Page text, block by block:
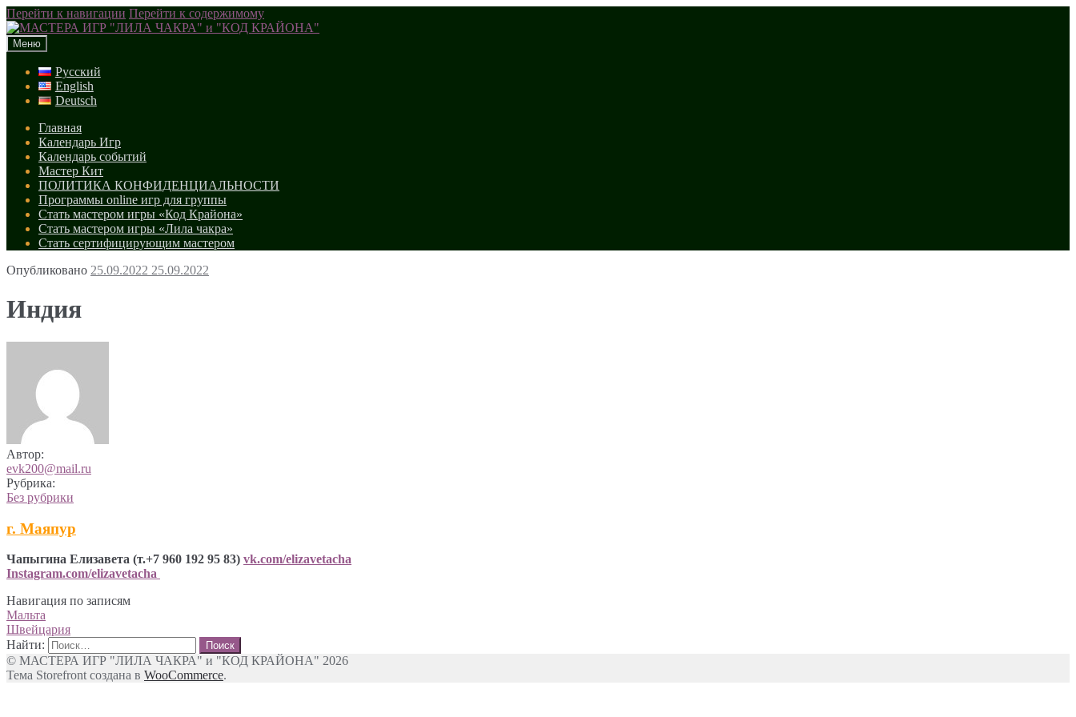
Перейти к навигации Перейти к содержимому
Меню
Русский
English
Deutsch
Главная
Календарь Игр
Календарь событий
Мастер Кит
ПОЛИТИКА КОНФИДЕНЦИАЛЬНОСТИ
Программы online игр для группы
Стать мастером игры «Код Крайона»
Стать мастером игры «Лила чакра»
Стать сертифицирующим мастером
Опубликовано 25.09.2022 25.09.2022
Индия
Автор:
evk200@mail.ru
Рубрика:
Без рубрики
г. Маяпур
Чапыгина Елизавета (т.+7 960 192 95 83) vk.com/elizavetacha
Instagram.com/elizavetacha
Навигация по записям
Мальта
Швейцария
Найти:
© МАСТЕРА ИГР "ЛИЛА ЧАКРА" и "КОД КРАЙОНА" 2026
Тема Storefront создана в WooCommerce.